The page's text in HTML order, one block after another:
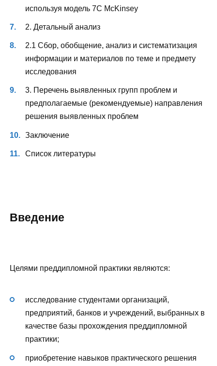
используя модель 7С McKinsey
2. Детальный анализ
2.1 Сбор, обобщение, анализ и систематизация
информации и материалов по теме и предмету
исследования
3. Перечень выявленных групп проблем и
предполагаемые (рекомендуемые) направления
решения выявленных проблем
Заключение
Список литературы
Введение
Целями преддипломной практики являются:
исследование студентами организаций,
предприятий, банков и учреждений, выбранных в
качестве базы прохождения преддипломной
практики;
приобретение навыков практического решения